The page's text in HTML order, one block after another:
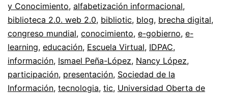
2.0
//
TIC
para
Educación
y Conocimiento, alfabetización informacional,
biblioteca 2.0. web 2.0, bibliotic, blog, brecha digital,
congreso mundial, conocimiento, e-gobierno, e-
learning, educación, Escuela Virtual, IDPAC,
información, Ismael Peña-López, Nancy López,
participación, presentación, Sociedad de la
Información, tecnologia, tic, Universidad Oberta de